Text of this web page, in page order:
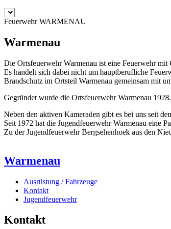
Feuerwehr WARMENAU
Warmenau
Die Ortsfeuerwehr Warmenau ist eine Feuerwehr
Es handelt sich dabei nicht um hauptberufliche
Brandschutz im Ortsteil Warmenau gemeinsam mit
Gegründet wurde die Ortsfeuerwehr Warmenau 1928.
Neben den aktiven Kameraden gibt es bei uns seit
Seit 1972 hat die Jugendfeuerwehr Warmenau eine
Zu der Jugendfeuerwehr Bergsehenhoek aus den
Warmenau
Ausrüstung / Fahrzeuge
Kontakt
Jugendfeuerwehr
Kontakt